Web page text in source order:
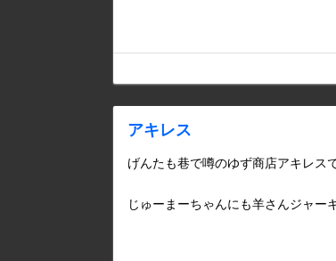
アキレス
げんたも巷で噂のゆず商店アキレス
じゅーまーちゃんにも羊さんジャー